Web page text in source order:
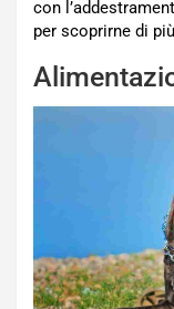
con
per scoprirne di